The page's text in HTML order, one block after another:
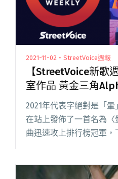
2021-11-02・StreetVoice週報
【StreetVoice新歌
室作品 黃金三角
2021年代表字絕對是「
在站上發佈了一首名為
曲迅速攻上排行榜冠軍，
刀，〈望日的鬼佮青盲